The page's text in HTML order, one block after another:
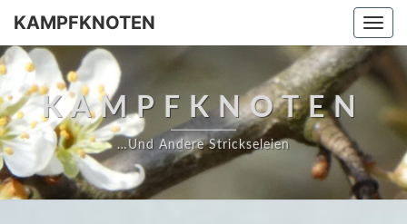
Skip
content
KAMPFKNOTEN
KAMPFKNOTEN
…und Andere Strickseleien